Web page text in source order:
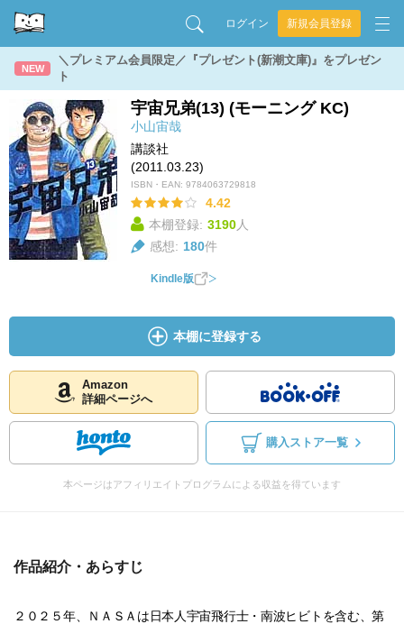
ログイン 新規会員登録
NEW
＼プレミアム会員限定／『プレゼント(新潮文庫)』をプレゼン
ト
宇宙兄弟(13) (モーニング KC)
小山宙哉
講談社
(2011.03.23)
ISBN・EAN: 9784063729818
4.42
本棚登録: 3190人
感想: 180件
Kindle版
本棚に登録する
Amazon
詳細ページへ
購入ストア一覧
本ページはアフィリエイトプログラムによる収益を得ています
作品紹介・あらすじ
２０２５年、ＮＡＳＡは日本人宇宙飛行士・南波ヒビトを含む、第